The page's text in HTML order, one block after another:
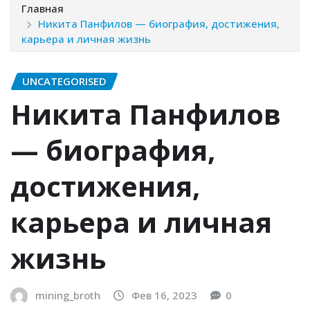
Главная
Никита Панфилов — биография, достижения,
карьера и личная жизнь
UNCATEGORISED
Никита Панфилов
— биография,
достижения,
карьера и личная
жизнь
mining_broth Фев 16, 2023 0